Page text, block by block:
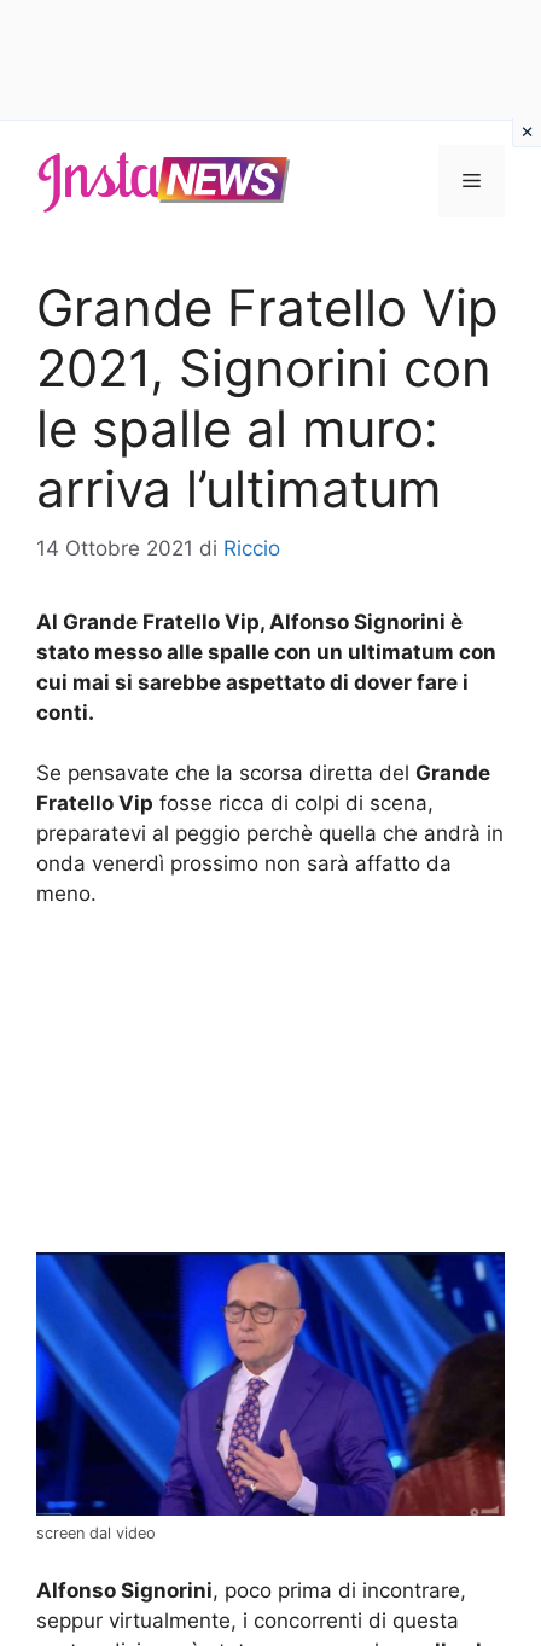
contenuto
Menu
Grande Fratello Vip
2021, Signorini con
le spalle al muro:
arriva l’ultimatum
14 Ottobre 2021 di Riccio
Al Grande Fratello Vip, Alfonso Signorini è
stato messo alle spalle con un ultimatum con
cui mai si sarebbe aspettato di dover fare i
conti.
Se pensavate che la scorsa diretta del Grande
Fratello Vip fosse ricca di colpi di scena,
preparatevi al peggio perchè quella che andrà in
onda venerdì prossimo non sarà affatto da
meno.
screen dal video
Alfonso Signorini, poco prima di incontrare,
seppur virtualmente, i concorrenti di questa